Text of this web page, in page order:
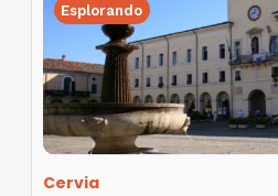
Esplorando
Cervia